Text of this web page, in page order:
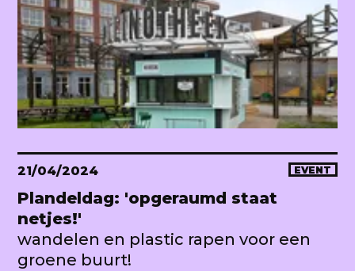
21/04/2024 EVENT
Plandeldag: 'opgeraumd staat
netjes!'
wandelen en plastic rapen voor een
groene buurt!